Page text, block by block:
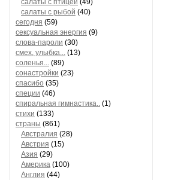
салаты с птицей (49)
салаты с рыбой (40)
сегодня (59)
сексуальная энергия (9)
слова-пароли (30)
смех, улыбка... (13)
соленья... (89)
сонастройки (23)
спасибо (35)
специи (46)
спиральная гимнастика.. (1)
стихи (133)
страны (861)
Австралия (28)
Австрия (15)
Азия (29)
Америка (100)
Англия (44)